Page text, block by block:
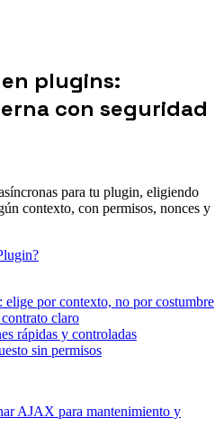
en plugins:
con seguridad
para tu plugin, eligiendo
contexto, con permisos, nonces y
por contexto, no por costumbre
claro
rápidas y controladas
sin permisos
AJAX para mantenimiento y